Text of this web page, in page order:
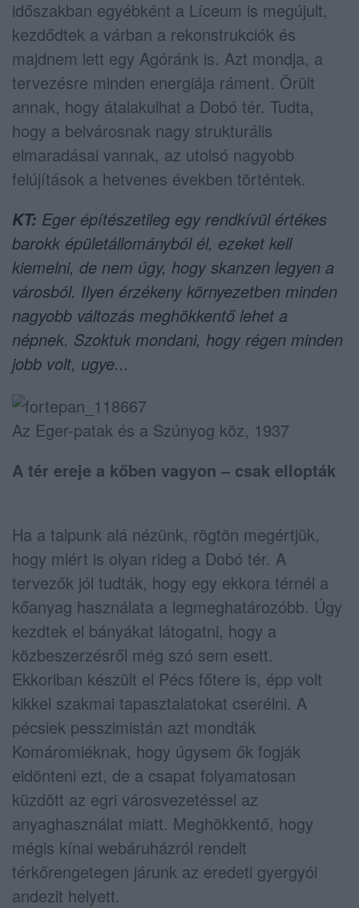
időszakban egyébként a Líceum is megújult,
kezdődtek a várban a rekonstrukciók és
majdnem lett egy Agóránk is. Azt mondja, a
tervezésre minden energiája ráment. Örült
annak, hogy átalakulhat a Dobó tér. Tudta,
hogy a belvárosnak nagy strukturális
elmaradásai vannak, az utolsó nagyobb
felújítások a hetvenes években történtek.
KT: Eger építészetileg egy rendkívül értékes
barokk épületállományból él, ezeket kell
kiemelni, de nem úgy, hogy skanzen legyen a
városból. Ilyen érzékeny környezetben minden
nagyobb változás meghökkentő lehet a
népnek. Szoktuk mondani, hogy régen minden
jobb volt, ugye...
Az Eger-patak és a Szúnyog köz, 1937
A tér ereje a kőben vagyon – csak ellopták
Ha a talpunk alá nézünk, rögtön megértjük,
hogy miért is olyan rideg a Dobó tér. A
tervezők jól tudták, hogy egy ekkora térnél a
kőanyag használata a legmeghatározóbb. Úgy
kezdtek el bányákat látogatni, hogy a
közbeszerzésről még szó sem esett.
Ekkoriban készült el Pécs főtere is, épp volt
kikkel szakmai tapasztalatokat cserélni. A
pécsiek pesszimistán azt mondták
Komáromiéknak, hogy úgysem ők fogják
eldönteni ezt, de a csapat folyamatosan
küzdött az egri városvezetéssel az
anyaghasználat miatt. Meghökkentő, hogy
mégis kínai webáruházról rendelt
térkőrengetegen járunk az eredeti gyergyói
andezit helyett.